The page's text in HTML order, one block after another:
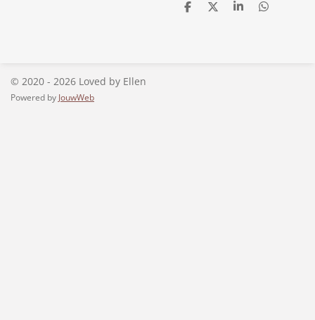
D
D
S
D
© 2020 - 2026 Loved by Ellen
Powered by JouwWeb